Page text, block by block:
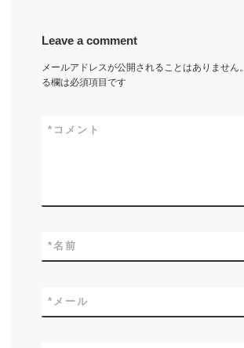
Leave a comment
メールアドレスが公開されることはありません。
る欄は必須項目です
コメント
*
名前
*
メール
*